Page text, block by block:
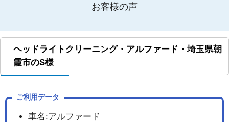
お客様の声
ヘッドライトクリーニング・アルファード・埼玉県朝
霞市のS様
ご利用データ
車名:アルファード